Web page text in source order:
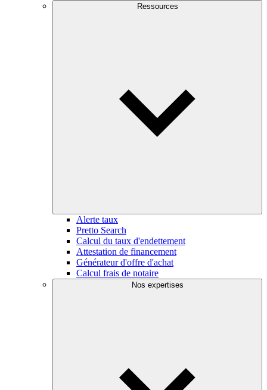
Ressources
Alerte taux
Pretto Search
Calcul du taux d'endettement
Attestation de financement
Générateur d'offre d'achat
Calcul frais de notaire
Nos expertises